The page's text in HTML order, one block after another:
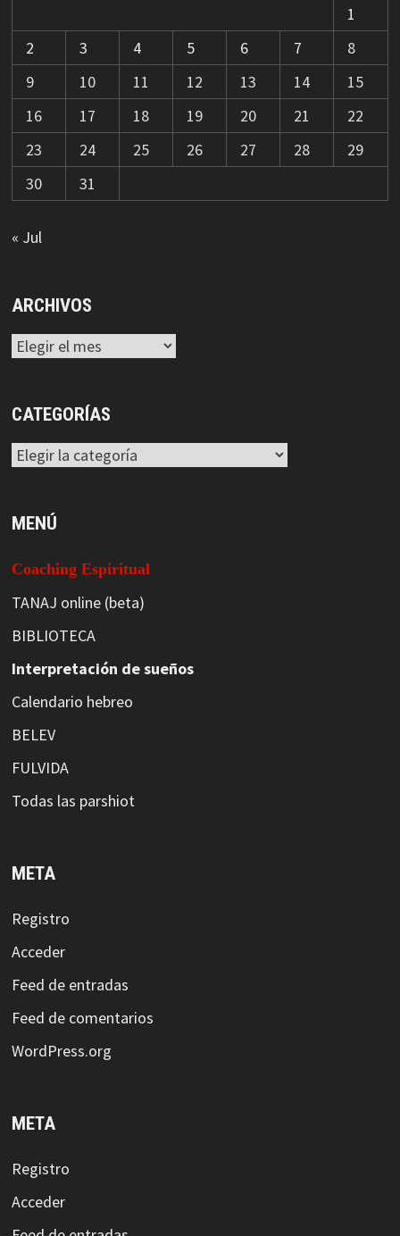
1
2
3 4 5 6 7
8
9
10 11 12 13 14
15
16
17 18 19 20 21
22
23
24 25 26 27 28
29
30
31
« Jul
ARCHIVOS
Archivos
CATEGORÍAS
Categorías
MENÚ
Coaching Espiritual
TANAJ online (beta)
BIBLIOTECA
Interpretación de sueños
Calendario hebreo
BELEV
FULVIDA
Todas las parshiot
META
Registro
Acceder
Feed de entradas
Feed de comentarios
WordPress.org
META
Registro
Acceder